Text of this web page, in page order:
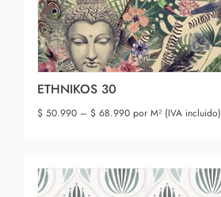
ETHNIKOS 30
$50.990 – $68.990por M² (IVA incluido)